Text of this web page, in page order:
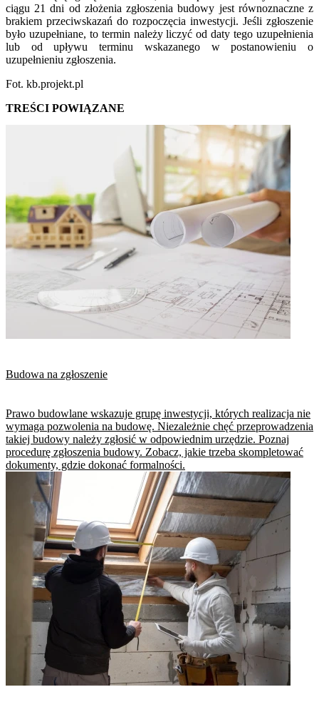
ciągu 21 dni od złożenia zgłoszenia budowy jest równoznaczne z
brakiem przeciwskazań do rozpoczęcia inwestycji. Jeśli zgłoszenie
było uzupełniane, to termin należy liczyć od daty tego uzupełnienia
lub od upływu terminu wskazanego w postanowieniu o
uzupełnieniu zgłoszenia.
Fot. kb.projekt.pl
TREŚCI POWIĄZANE
Budowa na zgłoszenie
Prawo budowlane wskazuje grupę inwestycji, których realizacja nie
wymaga pozwolenia na budowę. Niezależnie chęć przeprowadzenia
takiej budowy należy zgłosić w odpowiednim urzędzie. Poznaj
procedurę zgłoszenia budowy. Zobacz, jakie trzeba skompletować
dokumenty, gdzie dokonać formalności.